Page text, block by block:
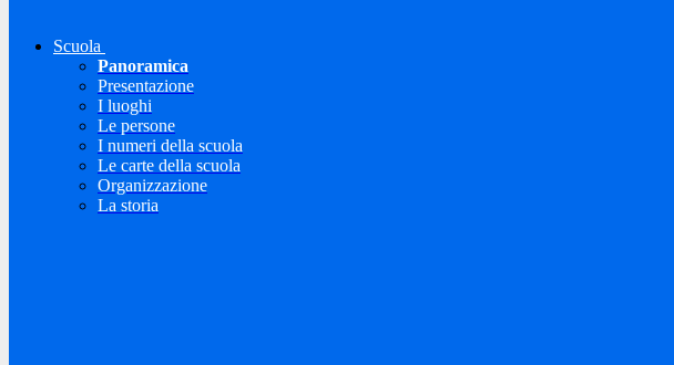
Scuola
Panoramica
Presentazione
I luoghi
Le persone
I numeri della scuola
Le carte della scuola
Organizzazione
La storia